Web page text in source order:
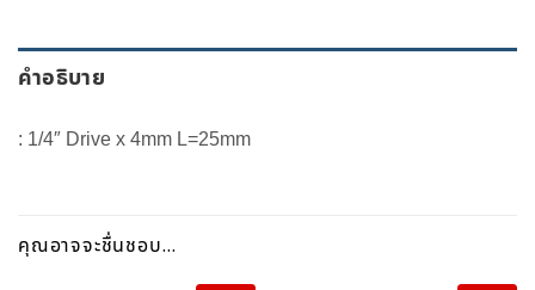
คำอธิบาย
: 1/4″ Drive x 4mm L=25mm
คุณอาจจะชื่นชอบ…